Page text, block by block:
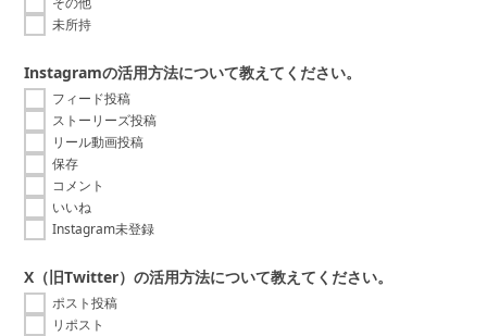
未所持
Instagramの活用方法について教えてください。
フィード投稿
ストーリーズ投稿
リール動画投稿
保存
コメント
いいね
Instagram未登録
X（旧Twitter）の活用方法について教えてください。
ポスト投稿
リポスト